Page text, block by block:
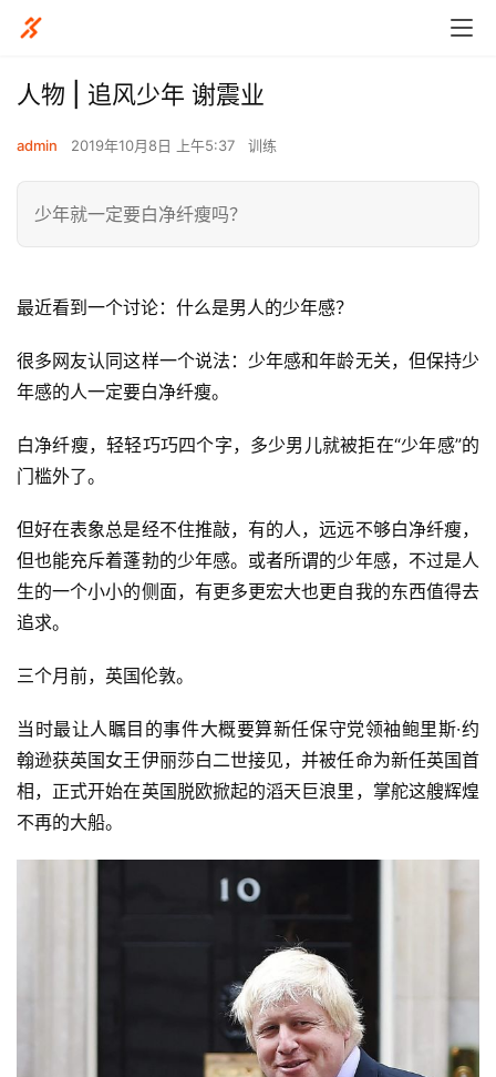
人物 | 追风少年 谢震业
admin 2019年10月8日 上午5:37 训练
少年就一定要白净纤瘦吗？
最近看到一个讨论：什么是男人的少年感？
很多网友认同这样一个说法：少年感和年龄无关，但保持少
年感的人一定要白净纤瘦。
白净纤瘦，轻轻巧巧四个字，多少男儿就被拒在“少年感”的
门槛外了。
但好在表象总是经不住推敲，有的人，远远不够白净纤瘦，
但也能充斥着蓬勃的少年感。或者所谓的少年感，不过是人
生的一个小小的侧面，有更多更宏大也更自我的东西值得去
追求。
三个月前，英国伦敦。
当时最让人瞩目的事件大概要算新任保守党领袖鲍里斯·约
翰逊获英国女王伊丽莎白二世接见，并被任命为新任英国首
相，正式开始在英国脱欧掀起的滔天巨浪里，掌舵这艘辉煌
不再的大船。